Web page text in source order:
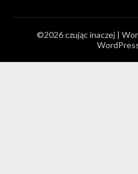
©2026 czując inaczej |